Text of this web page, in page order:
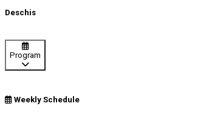
Deschis
Program
Weekly Schedule